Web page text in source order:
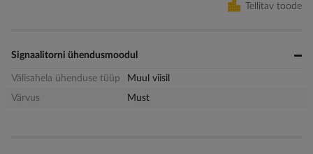
Tellitav toode
Signaalitorni ühendusmoodul
Välisahela ühenduse tüüp
Muul viisil
Värvus
Must